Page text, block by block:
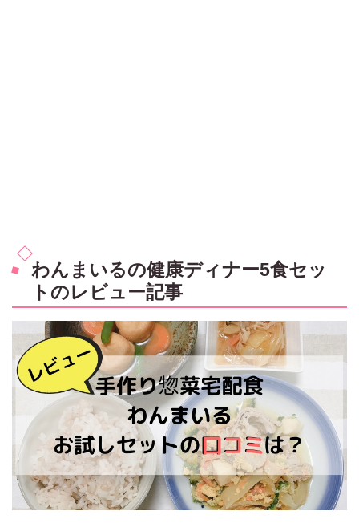
わんまいるの健康ディナー5食セッ
トのレビュー記事